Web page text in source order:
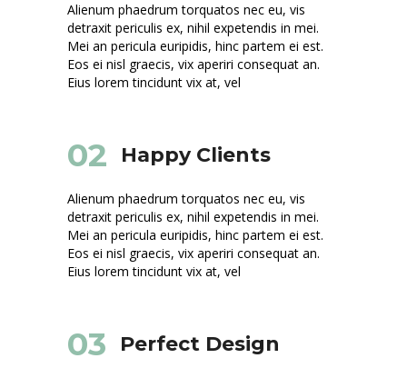
Alienum phaedrum torquatos nec eu, vis
detraxit periculis ex, nihil expetendis in mei.
Mei an pericula euripidis, hinc partem ei est.
Eos ei nisl graecis, vix aperiri consequat an.
Eius lorem tincidunt vix at, vel
02 Happy Clients
Alienum phaedrum torquatos nec eu, vis
detraxit periculis ex, nihil expetendis in mei.
Mei an pericula euripidis, hinc partem ei est.
Eos ei nisl graecis, vix aperiri consequat an.
Eius lorem tincidunt vix at, vel
03 Perfect Design